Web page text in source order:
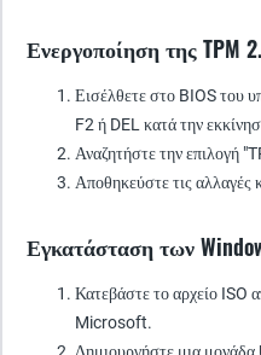
Ενεργοποίηση της TPM
Εισέλθετε στο BIOS του
F2 ή DEL κατά την
Αναζητήστε την επιλογή
Αποθηκεύστε τις αλλαγές
Εγκατάσταση των
Κατεβάστε το αρχείο ISO
Microsoft.